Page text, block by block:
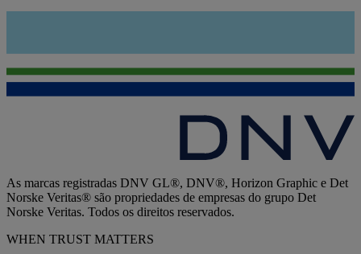
As marcas registradas DNV GL®, DNV®, Horizon Graphic e Det
Norske Veritas® são propriedades de empresas do grupo Det
Norske Veritas. Todos os direitos reservados.
WHEN TRUST MATTERS